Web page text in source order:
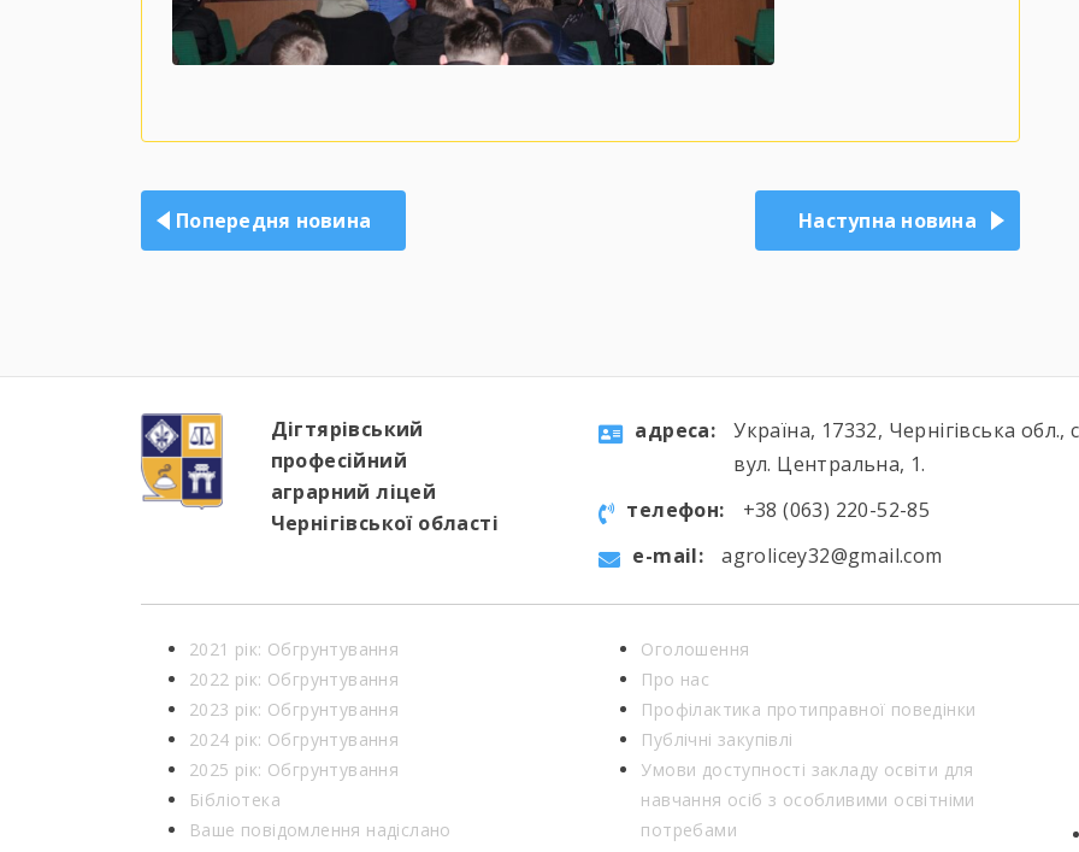
записів
Попередня новина Наступна новина
Дігтярівський
професійний
аграрний ліцей
Чернігівської області
aдресa:
Україна, 17332, Чернігівська обл.,
вул. Центральна, 1.
телефон:
+38 (063) 220-52-85
e-mail:
agrolicey32@gmail.com
2021 рік: Обгрунтування
2022 рік: Обгрунтування
2023 рік: Обгрунтування
2024 рік: Обгрунтування
2025 рік: Обгрунтування
Бібліотека
Ваше повідомлення надіслано
Оголошення
Про нас
Профілактика протиправної поведінки
Публічні закупівлі
Умови доступності закладу освіти для
навчання осіб з особливими освітніми
потребами